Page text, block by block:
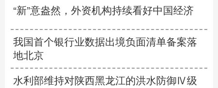
“新”意盎然，外资机构持续看好中国经济
我国首个银行业数据出境负面清单备案落
地北京
水利部维持对陕西黑龙江的洪水防御Ⅳ级